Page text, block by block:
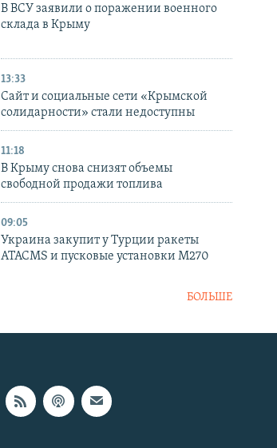
В ВСУ заявили о поражении военного
склада в Крыму
13:33
Сайт и социальные сети «Крымской
солидарности» стали недоступны
11:18
В Крыму снова снизят объемы
свободной продажи топлива
09:05
Украина закупит у Турции ракеты
ATACMS и пусковые установки M270
БОЛЬШЕ